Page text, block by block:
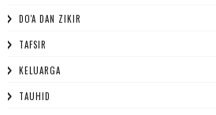
DO'A DAN ZIKIR
TAFSIR
KELUARGA
TAUHID